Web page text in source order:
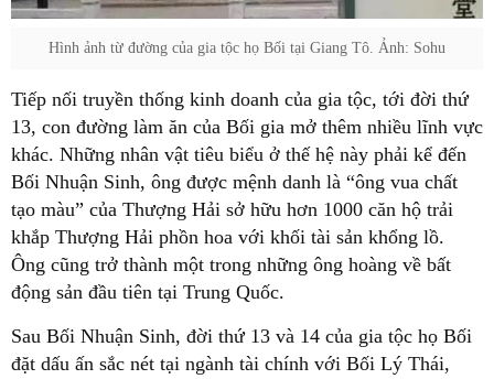
Hình ảnh từ đường của gia tộc họ Bối tại Giang Tô. Ảnh: Sohu
Tiếp nối truyền thống kinh doanh của gia tộc, tới đời thứ
13, con đường làm ăn của Bối gia mở thêm nhiều lĩnh vực
khác. Những nhân vật tiêu biểu ở thế hệ này phải kể đến
Bối Nhuận Sinh, ông được mệnh danh là “ông vua chất
tạo màu” của Thượng Hải sở hữu hơn 1000 căn hộ trải
khắp Thượng Hải phồn hoa với khối tài sản khổng lồ.
Ông cũng trở thành một trong những ông hoàng về bất
động sản đầu tiên tại Trung Quốc.
Sau Bối Nhuận Sinh, đời thứ 13 và 14 của gia tộc họ Bối
đặt dấu ấn sắc nét tại ngành tài chính với Bối Lý Thái,